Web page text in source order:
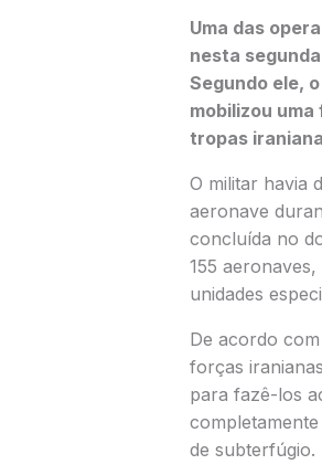
Uma das
nesta
Segundo ele,
mobilizou
tropas
O militar havia
aeronave
concluída no
155
unidades
De acordo
forças
para fazê-los
de subterfúgio.